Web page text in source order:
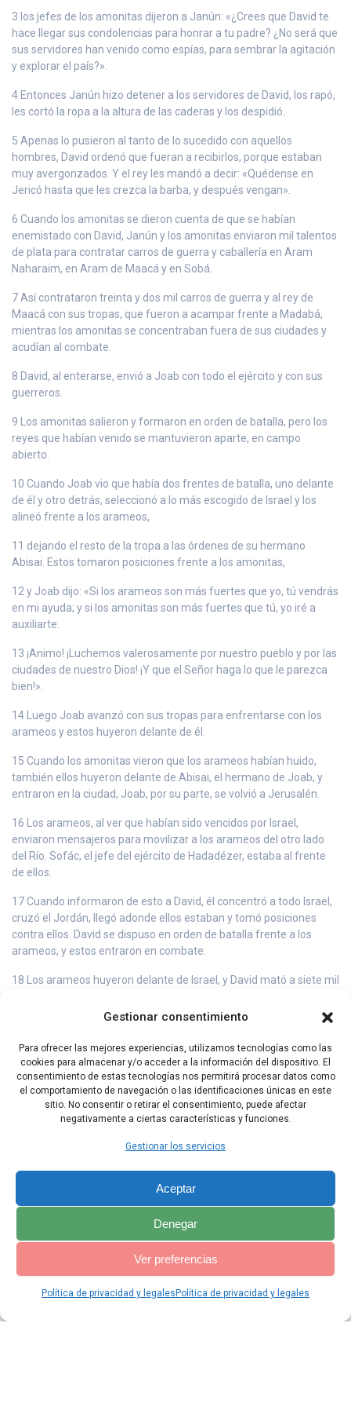
Gestionar consentimiento
Para ofrecer las mejores experiencias, utilizamos tecnologías como las
cookies para almacenar y/o acceder a la información del dispositivo. El
consentimiento de estas tecnologías nos permitirá procesar datos como
el comportamiento de navegación o las identificaciones únicas en este
sitio. No consentir o retirar el consentimiento, puede afectar
negativamente a ciertas características y funciones.
Gestionar los servicios
Aceptar
Denegar
Ver preferencias
Política de privacidad y legales Política de privacidad y legales
3 los jefes de los amonitas dijeron a Janún: «¿Crees que David te
hace llegar sus condolencias para honrar a tu padre? ¿No será que
sus servidores han venido como espías, para sembrar la agitación
y explorar el país?».
4 Entonces Janún hizo detener a los servidores de David, los rapó,
les cortó la ropa a la altura de las caderas y los despidió.
5 Apenas lo pusieron al tanto de lo sucedido con aquellos
hombres, David ordenó que fueran a recibirlos, porque estaban
muy avergonzados. Y el rey les mandó a decir: «Quédense en
Jericó hasta que les crezca la barba, y después vengan».
6 Cuando los amonitas se dieron cuenta de que se habían
enemistado con David, Janún y los amonitas enviaron mil talentos
de plata para contratar carros de guerra y caballería en Aram
Naharaim, en Aram de Maacá y en Sobá.
7 Así contrataron treinta y dos mil carros de guerra y al rey de
Maacá con sus tropas, que fueron a acampar frente a Madabá,
mientras los amonitas se concentraban fuera de sus ciudades y
acudían al combate.
8 David, al enterarse, envió a Joab con todo el ejército y con sus
guerreros.
9 Los amonitas salieron y formaron en orden de batalla, pero los
reyes que habían venido se mantuvieron aparte, en campo
abierto.
10 Cuando Joab vio que había dos frentes de batalla, uno delante
de él y otro detrás, seleccionó a lo más escogido de Israel y los
alineó frente a los arameos,
11 dejando el resto de la tropa a las órdenes de su hermano
Abisai. Estos tomaron posiciones frente a los amonitas,
12 y Joab dijo: «Si los arameos son más fuertes que yo, tú vendrás
en mi ayuda; y si los amonitas son más fuertes que tú, yo iré a
auxiliarte.
13 ¡Animo! ¡Luchemos valerosamente por nuestro pueblo y por las
ciudades de nuestro Dios! ¡Y que el Señor haga lo que le parezca
bien!».
14 Luego Joab avanzó con sus tropas para enfrentarse con los
arameos y estos huyeron delante de él.
15 Cuando los amonitas vieron que los arameos habían huido,
también ellos huyeron delante de Abisai, el hermano de Joab, y
entraron en la ciudad, Joab, por su parte, se volvió a Jerusalén.
16 Los arameos, al ver que habían sido vencidos por Israel,
enviaron mensajeros para movilizar a los arameos del otro lado
del Río. Sofác, el jefe del ejército de Hadadézer, estaba al frente
de ellos.
17 Cuando informaron de esto a David, él concentró a todo Israel,
cruzó el Jordán, llegó adonde ellos estaban y tomó posiciones
contra ellos. David se dispuso en orden de batalla frente a los
arameos, y estos entraron en combate.
18 Los arameos huyeron delante de Israel, y David mató a siete mil
dio muerte a Sofác, el jefe del ejército.
19 Cuando los que estaban al servicio de Hadadézer vieron que
Israel los había derrotado, hicieron las paces con David y le
quedaron sometidos. En adelante, los arameos no quisieron
prestar más ayuda a los amonitas.
Capítulo Anterior Capítulo Siguiente